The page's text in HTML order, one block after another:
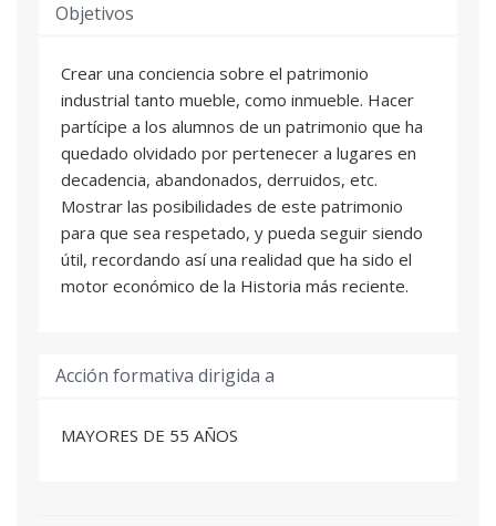
Objetivos
Crear una conciencia sobre el patrimonio
industrial tanto mueble, como inmueble. Hacer
partícipe a los alumnos de un patrimonio que ha
quedado olvidado por pertenecer a lugares en
decadencia, abandonados, derruidos, etc.
Mostrar las posibilidades de este patrimonio
para que sea respetado, y pueda seguir siendo
útil, recordando así una realidad que ha sido el
motor económico de la Historia más reciente.
Acción formativa dirigida a
MAYORES DE 55 AÑOS